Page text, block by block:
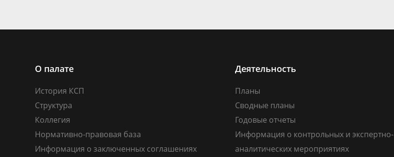
О палате
История КСП
Структура
Коллегия
Нормативно-правовая база
Информация о заключенных соглашениях
Деятельность
Планы
Сводные планы
Годовые отчеты
Информация о контрольных и экспертно-
аналитических мероприятиях